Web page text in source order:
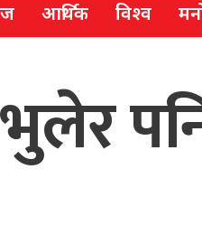
आर्थिक विश्व